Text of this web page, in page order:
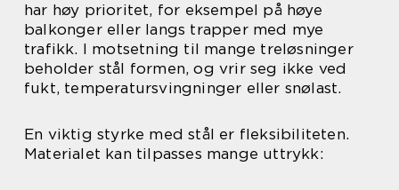
har høy prioritet, for eksempel på høye
balkonger eller langs trapper med mye
trafikk. I motsetning til mange treløsninger
beholder stål formen, og vrir seg ikke ved
fukt, temperatursvingninger eller snølast.
En viktig styrke med stål er fleksibiliteten.
Materialet kan tilpasses mange uttrykk: